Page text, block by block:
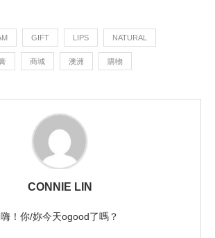
GIFT LIPS NATURAL
商城 澳洲 購物
CONNIE LIN
嗨！你/妳今天ogood了嗎？